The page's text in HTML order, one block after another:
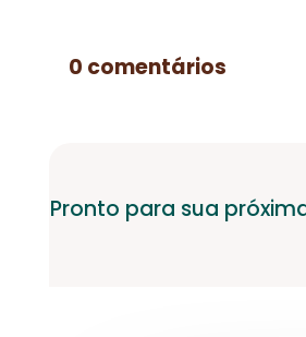
0 comentários
Pronto para sua